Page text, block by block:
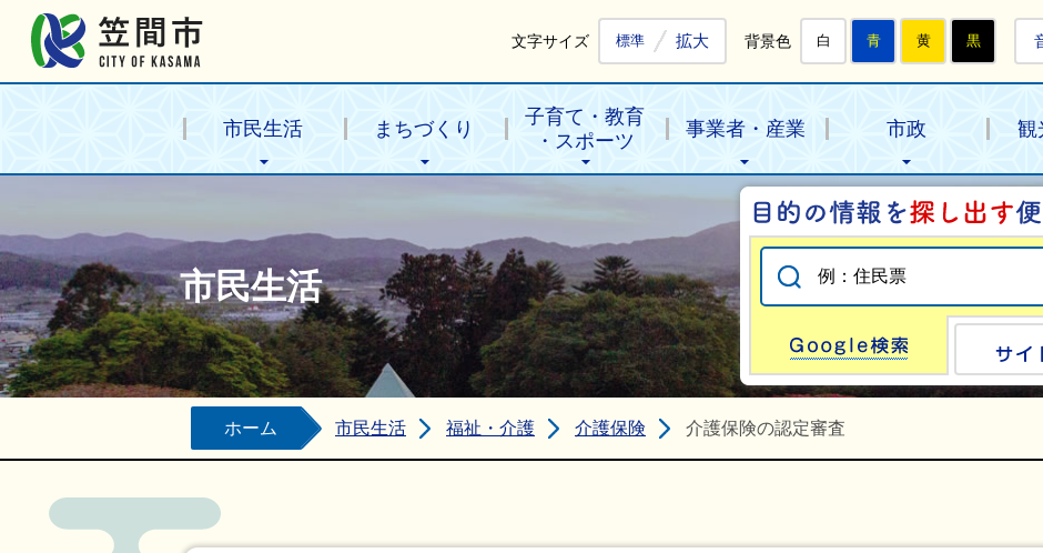
文字サイズ 標準 拡大 背景色 白 青 黄 黒
市民生活 まちづくり
子育て・教育
・スポーツ
事業者・産業 市政 観
市民生活
Google
ホーム 市民生活 福祉・介護 介護保険 介護保険の認定審査